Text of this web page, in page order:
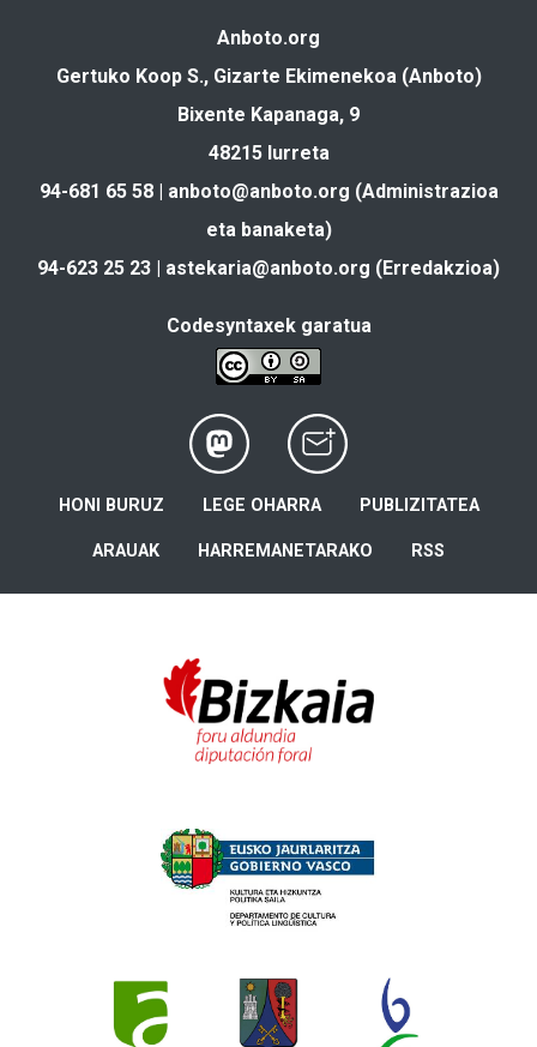
Anboto.org
Gertuko Koop S., Gizarte Ekimenekoa (Anboto)
Bixente Kapanaga, 9
48215 Iurreta
94-681 65 58 | anboto@anboto.org (Administrazioa
eta banaketa)
94-623 25 23 | astekaria@anboto.org (Erredakzioa)
Codesyntaxek garatua
HONI BURUZ LEGE OHARRA PUBLIZITATEA
ARAUAK HARREMANETARAKO RSS